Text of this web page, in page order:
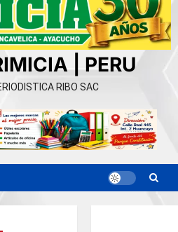
| PERU
RIBO SAC